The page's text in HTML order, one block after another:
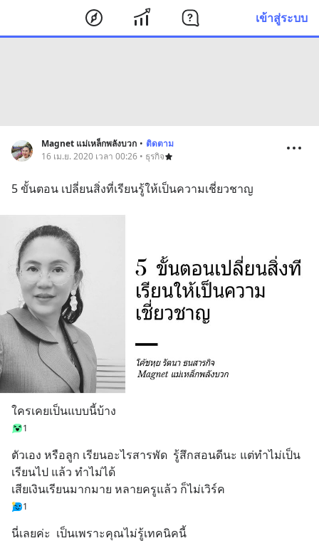
เข้าสู่ระบบ
Magnet แม่เหล็กพลังบวก • ติดตาม
16 เม.ย. 2020 เวลา 00:26 • ธุรกิจ
5 ขั้นตอน เปลี่ยนสิ่งที่เรียนรู้ให้เป็นความเชี่ยวชาญ
ใครเคยเป็นแบบนี้บ้าง
1
ตัวเอง หรือลูก เรียนอะไรสารพัด  รู้สึกสอนดีนะ แต่ทำไม่เป็น
เรียนไป แล้ว ทำไม่ได้
เสียเงินเรียนมากมาย หลายครูแล้ว ก็ไม่เวิร์ค
1
นี่เลยค่ะ  เป็นเพราะคุณไม่รู้เทคนิคนี้